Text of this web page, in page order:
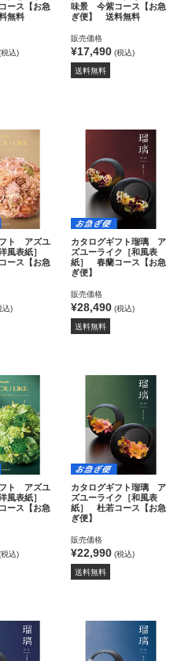
ース【お急
無料
込)
味景 今紫コース【お急
ぎ便】 送料無料
販売価格
¥17,490 (税込)
送料無料
ト アズユ
風表紙］
ース【お急
)
カタログギフト瑠璃 ア
ズユーライク［和風表
紙］ 春蘭コース【お急
ぎ便】
販売価格
¥28,490 (税込)
送料無料
ト アズユ
風表紙］
ース【お急
込)
カタログギフト瑠璃 ア
ズユーライク［和風表
紙］ 杜若コース【お急
ぎ便】
販売価格
¥22,990 (税込)
送料無料